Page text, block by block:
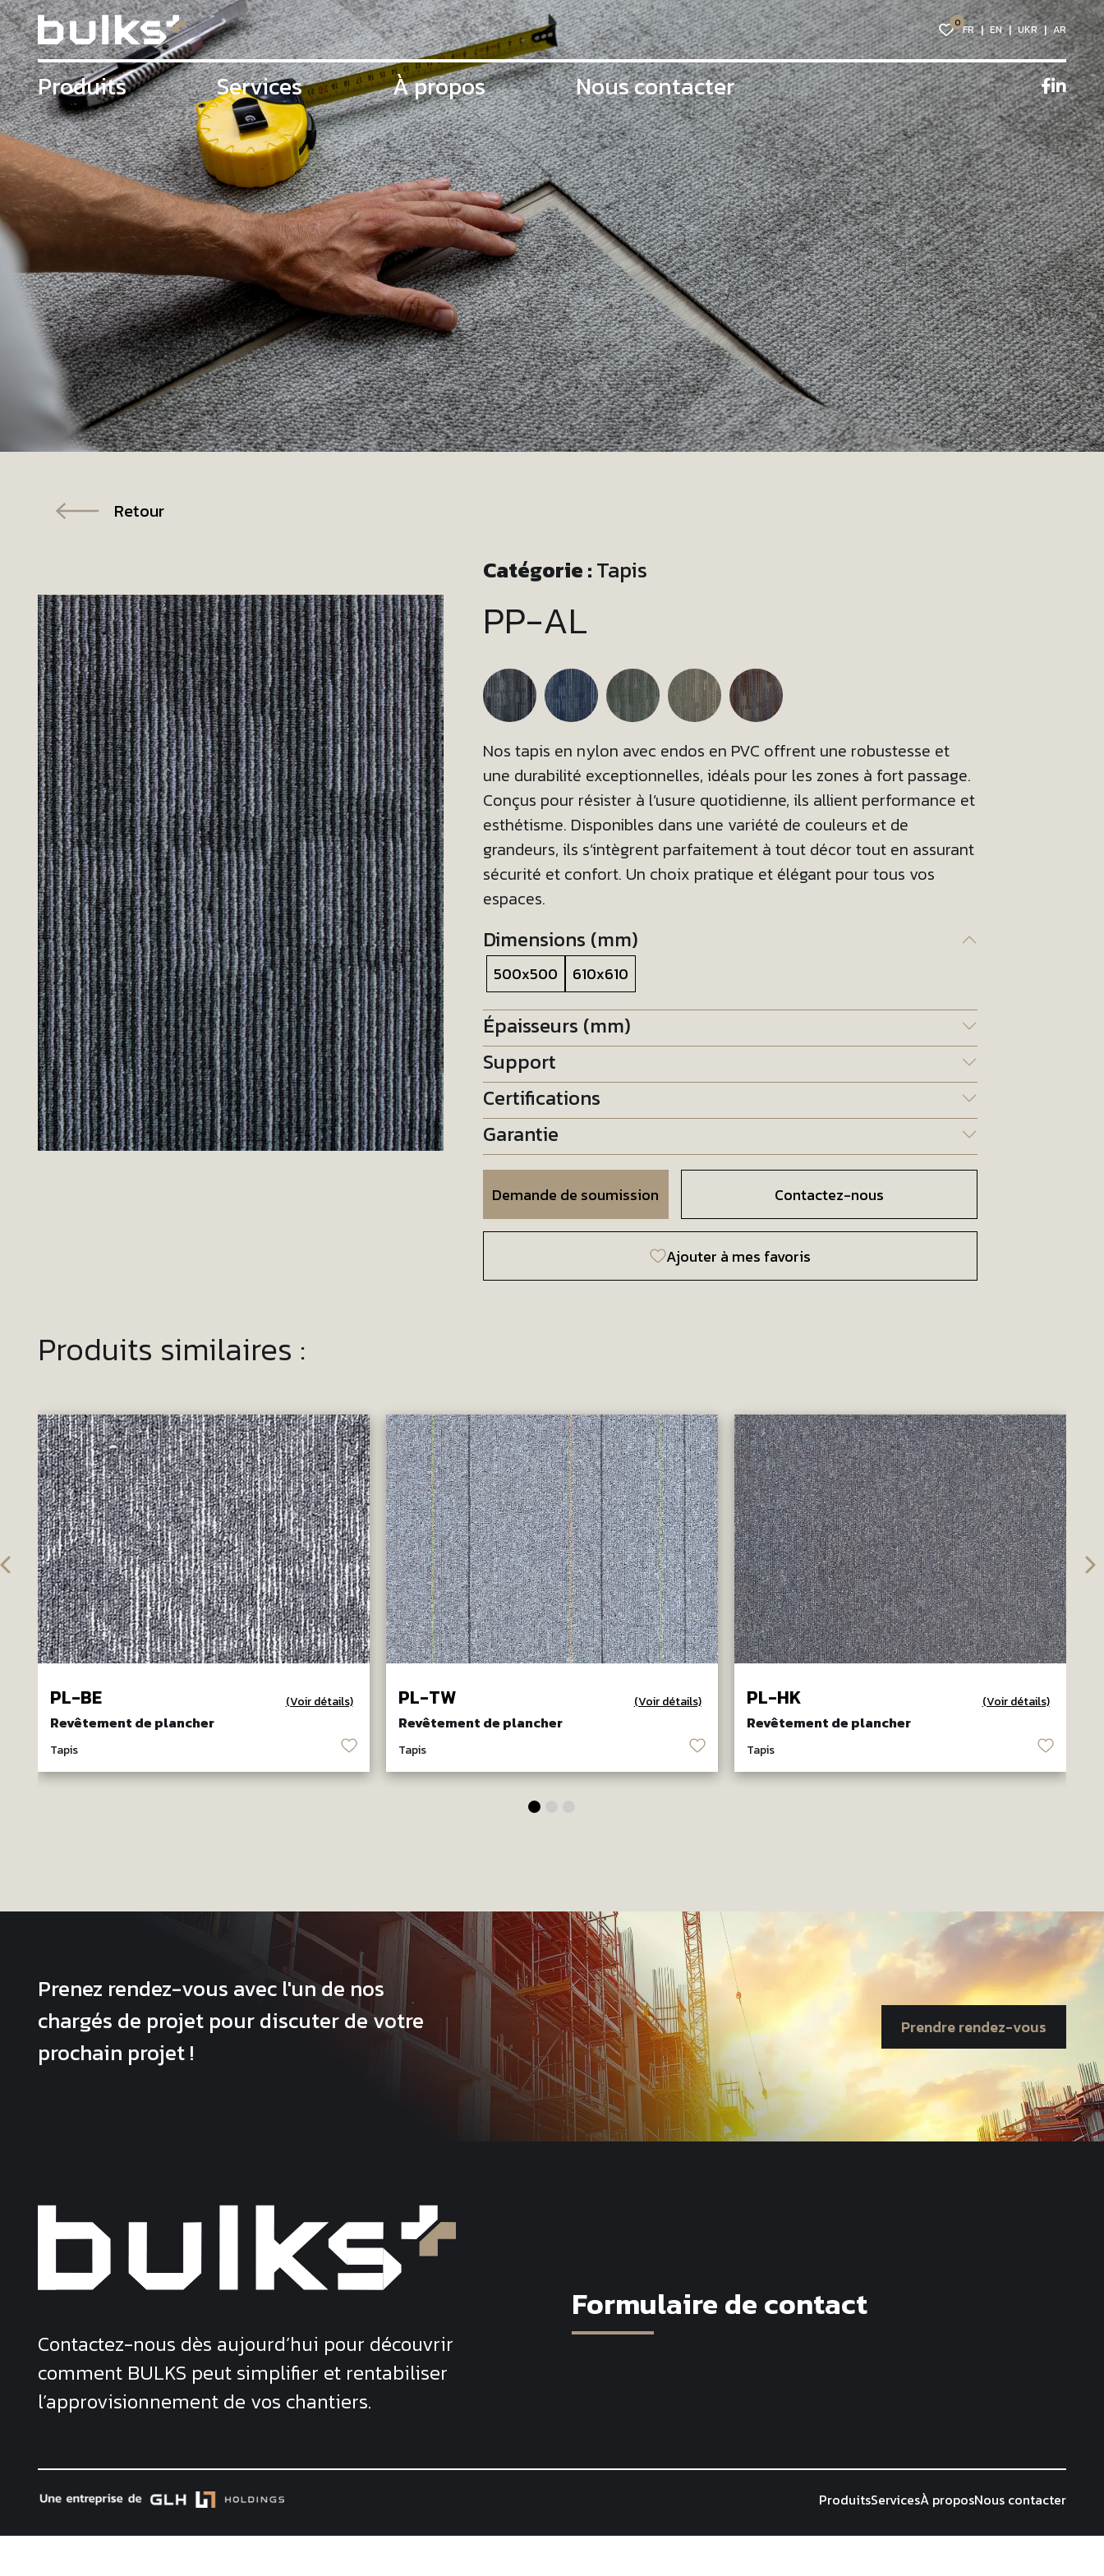
0 FR EN UKR AR
Produits Services À propos Nous contacter
Retour
Catégorie :Tapis
PP-AL
Nos tapis en nylon avec endos en PVC offrent une robustesse et
une durabilité exceptionnelles, idéals pour les zones à fort passage.
Conçus pour résister à l’usure quotidienne, ils allient performance et
esthétisme. Disponibles dans une variété de couleurs et de
grandeurs, ils s’intègrent parfaitement à tout décor tout en assurant
sécurité et confort. Un choix pratique et élégant pour tous vos
espaces.
Dimensions (mm)
500x500 610x610
Épaisseurs (mm)
Support
Certifications
Garantie
Demande de soumission Contactez-nous
Ajouter à mes favoris
Produits similaires :
PL-BE (Voir détails)
Revêtement de plancher
Tapis ♡
PL-TW (Voir détails)
Revêtement de plancher
Tapis ♡
PL-HK (Voir détails)
Revêtement de plancher
Tapis ♡
Prenez rendez-vous avec l'un de nos
chargés de projet pour discuter de votre
prochain projet !
Prendre rendez-vous
Contactez-nous dès aujourd’hui pour découvrir
comment BULKS peut simplifier et rentabiliser
l’approvisionnement de vos chantiers.
Formulaire de contact
ProduitsServicesÀ proposNous contacter